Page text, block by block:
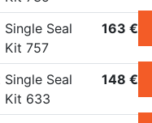
Single Seal
Kit 757
163 €
Single Seal
Kit 633
148 €